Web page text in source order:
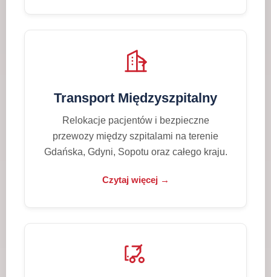
Transport Międzyszpitalny
Relokacje pacjentów i bezpieczne
przewozy między szpitalami na terenie
Gdańska, Gdyni, Sopotu oraz całego kraju.
Czytaj więcej →